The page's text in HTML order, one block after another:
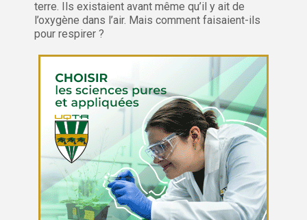
terre. Ils existaient avant même qu’il y ait de
l’oxygène dans l’air. Mais comment faisaient-ils
pour respirer ?